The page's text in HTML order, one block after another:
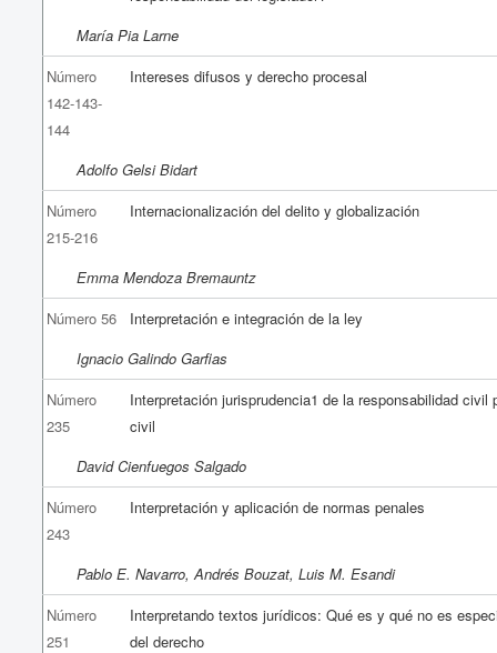
María Pia Larne
Número
142-143-
144
Intereses difusos y derecho procesal
Adolfo Gelsi Bidart
Número
215-216
Internacionalización del delito y globalización
Emma Mendoza Bremauntz
Número 56
Interpretación e integración de la ley
Ignacio Galindo Garfias
Número
235
Interpretación jurisprudencia1 de la responsabilidad civil
civil
David Cienfuegos Salgado
Número
243
Interpretación y aplicación de normas penales
Pablo E. Navarro, Andrés Bouzat, Luis M. Esandi
Número
251
Interpretando textos jurídicos: Qué es y qué no es
del derecho